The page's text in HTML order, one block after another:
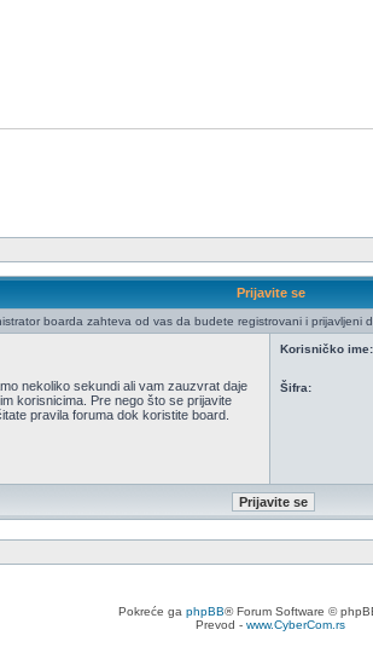
Prijavite se
boarda zahteva od vas da budete registrovani i prijavljeni
nekoliko sekundi ali vam zauzvrat daje
korisnicima. Pre nego što se prijavite
pravila foruma dok koristite board.
Korisničko ime:
Šifra:
Pokreće ga phpBB® Forum Software ©
Prevod - www.CyberCom.rs